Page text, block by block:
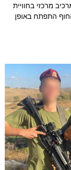
מרכזי בחוויית
התפתח באופן